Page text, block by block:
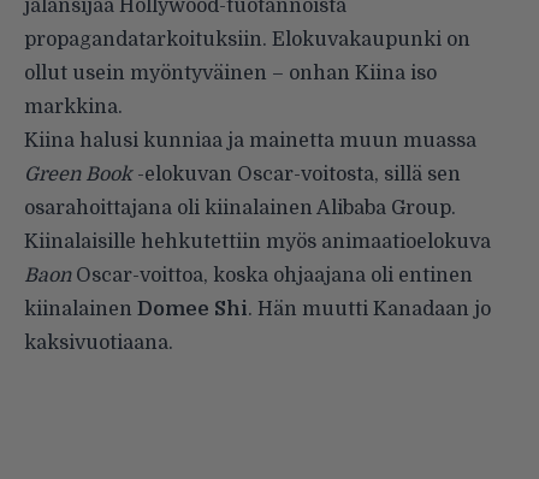
jalansijaa Hollywood-tuotannoista
propagandatarkoituksiin. Elokuvakaupunki on
ollut usein myöntyväinen – onhan Kiina iso
markkina.
Kiina halusi kunniaa ja mainetta muun muassa
Green Book-elokuvan Oscar-voitosta, sillä sen
osarahoittajana oli kiinalainen Alibaba Group.
Kiinalaisille hehkutettiin myös animaatioelokuva
BaonOscar-voittoa, koska ohjaajana oli entinen
kiinalainen Domee Shi. Hän muutti Kanadaan jo
kaksivuotiaana.